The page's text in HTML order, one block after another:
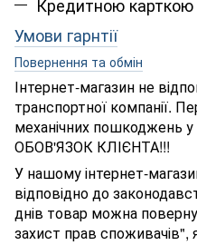
Умови гарнтії
Повернення та обмін
Інтернет-магазин не
транспортної компанії.
механічних пошкоджень у
ОБОВ'ЯЗОК КЛІЄНТА!!!
У нашому інтернет-
відповідно до
днів товар можна
захист прав споживачів",